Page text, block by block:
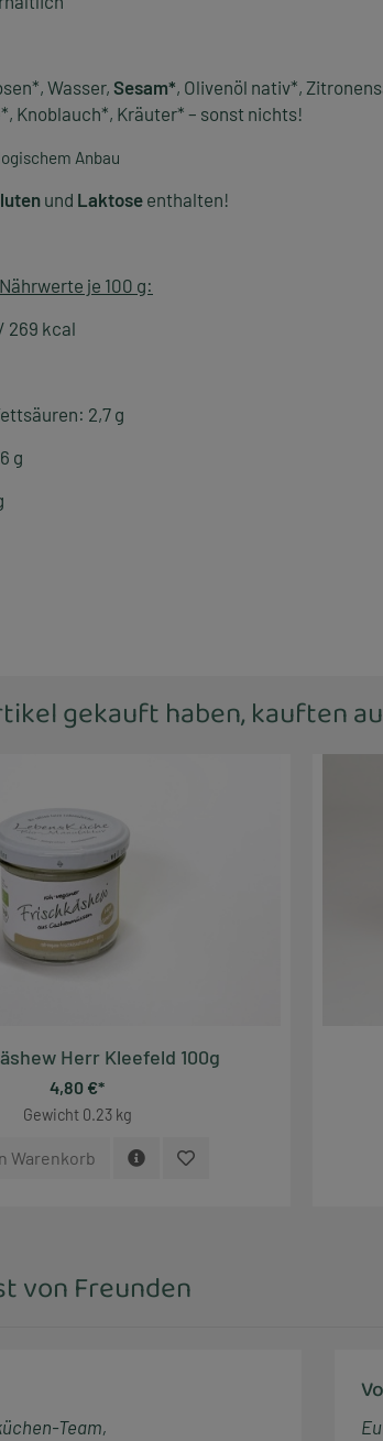
Wasser, Sesam*, Olivenöl nativ*,
Knoblauch*, Kräuter* – sonst nichts!
Anbau
und Laktose enthalten!
je 100 g:
269 kcal
2,7 g
g
gekauft haben, kauften
Herr Kleefeld 100g
4,80 €*
Gewicht 0.23 kg
Warenkorb
von Freunden
Team,